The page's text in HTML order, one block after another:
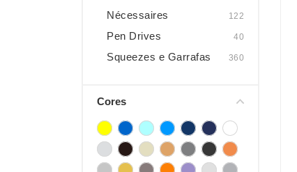
Nécessaires 122
Pen Drives 40
Squeezes e Garrafas 360
Cores